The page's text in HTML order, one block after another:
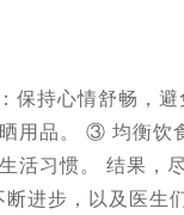
保持心情舒畅，避
用品。 ③ 均衡饮
活习惯。 结果，
进步，以及医生